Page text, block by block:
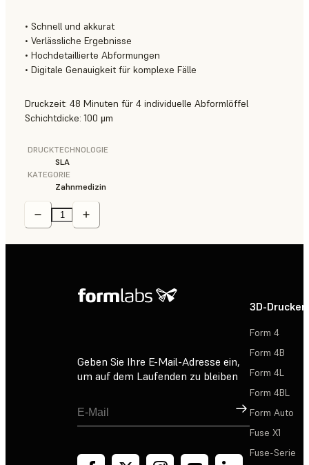
• Schnell und akkurat
• Verlässliche Ergebnisse
• Hochdetaillierte Abformungen
• Digitale Genauigkeit für komplexe Fälle
Druckzeit: 48 Minuten für 4 individuelle Abformlöffel
Schichtdicke: 100 μm
DRUCKTECHNOLOGIE
SLA
KATEGORIE
Zahnmedizin
Geben Sie Ihre E-Mail-Adresse ein,
um auf dem Laufenden zu bleiben
Registrieren
3D-Drucker
Form 4
Form 4B
Form 4L
Form 4BL
Form Auto
Fuse X1
Fuse-Serie